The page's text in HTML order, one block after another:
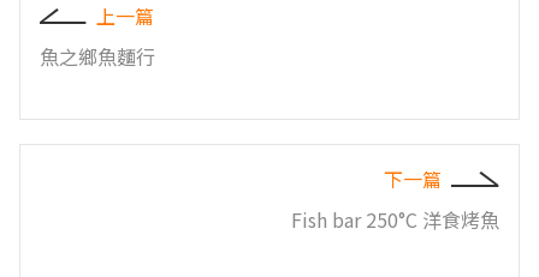
上一篇
魚之鄉魚麵行
下一篇
Fish bar 250°C 洋食烤魚